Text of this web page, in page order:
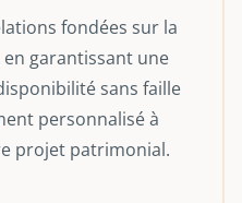
fondées sur la
en garantissant une
sans faille
personnalisé à
projet patrimonial.